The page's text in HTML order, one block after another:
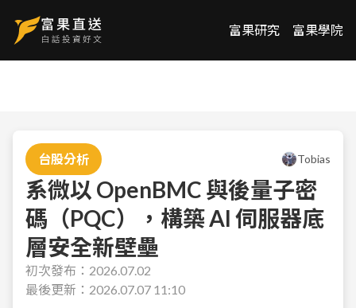
富果研究 富果學院
台股分析 Tobias
系微以 OpenBMC 與後量子密
碼（PQC），構築 AI 伺服器底
層安全新壁壘
初次發布： 2026.07.02
最後更新： 2026.07.07 11:10